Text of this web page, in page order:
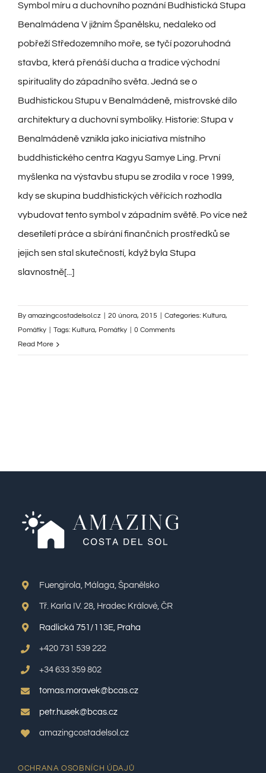
Symbol míru a duchovního poznání Budhistická Stupa
Benalmádena V jižním Španělsku, nedaleko od
pobřeží Středozemního moře, se tyčí pozoruhodná
stavba, která přenáší ducha a tradice východní
spirituality do západního světa. Jedná se o
Budhistickou Stupu v Benalmádeně, mistrovské dílo
architektury a duchovní symboliky. Historie: Stupa v
Benalmádeně vznikla jako iniciativa místního
buddhistického centra Kagyu Samye Ling. První
myšlenka na výstavbu stupu se zrodila v roce 1999,
kdy se skupina buddhistických věřících rozhodla
vybudovat tento symbol v západním světě. Po více než
desetiletí práce a sbírání finančních prostředků se
jejich sen stal skutečností, když byla Stupa
slavnostně[...]
By amazingcostadelsol.cz 20 února, 2015 Categories: Kultura,
Pomátky
Tags: Kultura, Pomátky
0 Comments
Read More
Fuengirola, Málaga, Španělsko
Tř. Karla IV. 28, Hradec Králové, ČR
Radlická 751/113E, Praha
+420 731 539 222
+34 633 359 802
tomas.moravek@bcas.cz
petr.husek@bcas.cz
amazingcostadelsol.cz
OCHRANA OSOBNÍCH ÚDAJŮ